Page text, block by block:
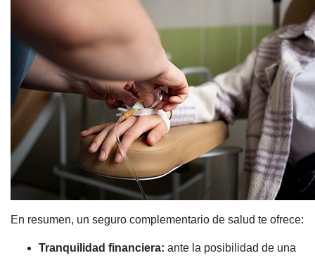
En resumen, un seguro complementario de salud te ofrece:
Tranquilidad financiera: ante la posibilidad de una